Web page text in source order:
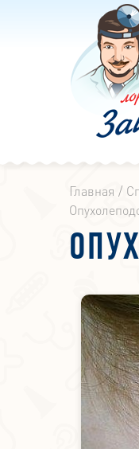
Главная